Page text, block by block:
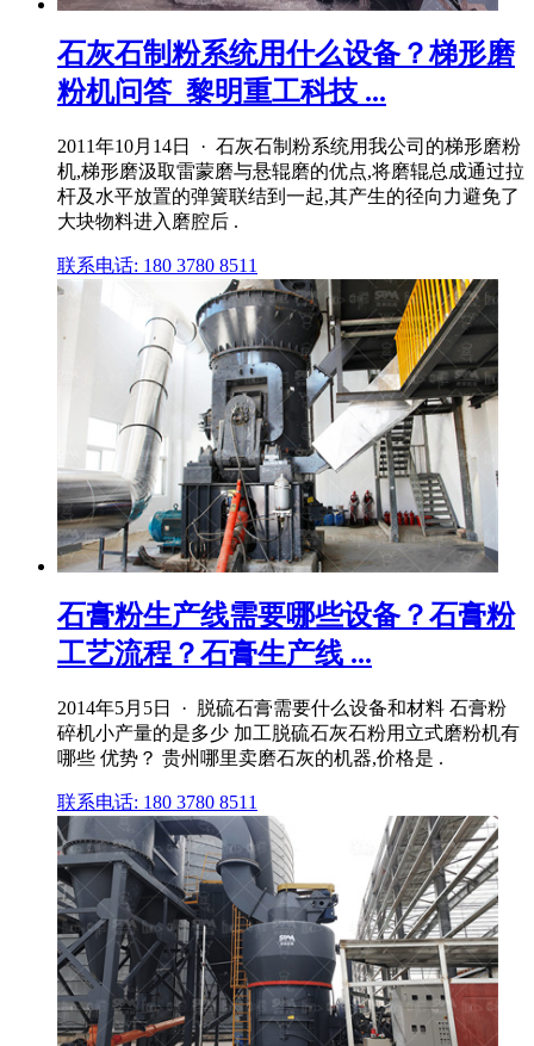
石灰石制粉系统用什么设备？梯形磨
粉机问答_黎明重工科技 ...
2011年10月14日 · 石灰石制粉系统用我公司的梯形磨粉
机,梯形磨汲取雷蒙磨与悬辊磨的优点,将磨辊总成通过拉
杆及水平放置的弹簧联结到一起,其产生的径向力避免了
大块物料进入磨腔后 .
联系电话: 180 3780 8511
石膏粉生产线需要哪些设备？石膏粉
工艺流程？石膏生产线 ...
2014年5月5日 · 脱硫石膏需要什么设备和材料 石膏粉
碎机小产量的是多少 加工脱硫石灰石粉用立式磨粉机有
哪些 优势？ 贵州哪里卖磨石灰的机器,价格是 .
联系电话: 180 3780 8511